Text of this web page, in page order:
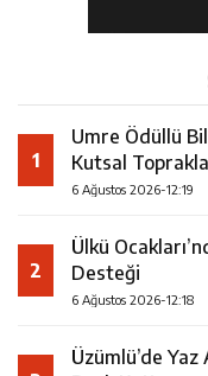
1
Umre Ödüllü
Kutsal
6 Ağustos 2026-12:19
2
Ülkü
Desteği
6 Ağustos 2026-12:18
Üzümlü’de Yaz